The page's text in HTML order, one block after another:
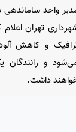
واحد
داشت.